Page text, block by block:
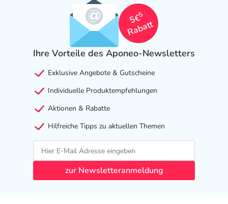
5€
5
Rabatt
Ihre Vorteile des Aponeo-Newsletters
Exklusive Angebote & Gutscheine
Individuelle Produktempfehlungen
Aktionen & Rabatte
Hilfreiche Tipps zu aktuellen Themen
zur Newsletteranmeldung